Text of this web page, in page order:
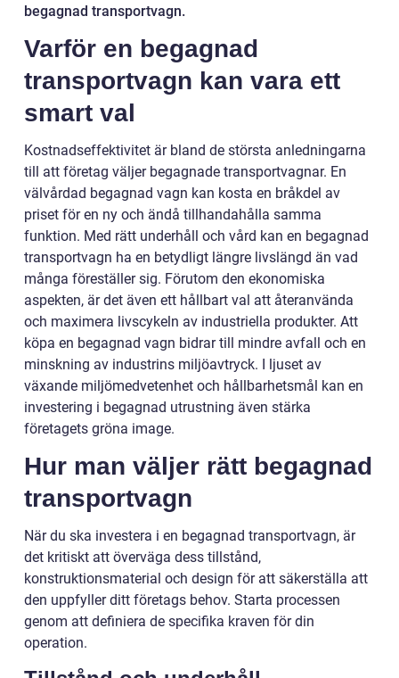
begagnad transportvagn.
Varför en begagnad
transportvagn kan vara ett
smart val
Kostnadseffektivitet är bland de största anledningarna
till att företag väljer begagnade transportvagnar. En
välvårdad begagnad vagn kan kosta en bråkdel av
priset för en ny och ändå tillhandahålla samma
funktion. Med rätt underhåll och vård kan en begagnad
transportvagn ha en betydligt längre livslängd än vad
många föreställer sig. Förutom den ekonomiska
aspekten, är det även ett hållbart val att återanvända
och maximera livscykeln av industriella produkter. Att
köpa en begagnad vagn bidrar till mindre avfall och en
minskning av industrins miljöavtryck. I ljuset av
växande miljömedvetenhet och hållbarhetsmål kan en
investering i begagnad utrustning även stärka
företagets gröna image.
Hur man väljer rätt begagnad
transportvagn
När du ska investera i en begagnad transportvagn, är
det kritiskt att överväga dess tillstånd,
konstruktionsmaterial och design för att säkerställa att
den uppfyller ditt företags behov. Starta processen
genom att definiera de specifika kraven för din
operation.